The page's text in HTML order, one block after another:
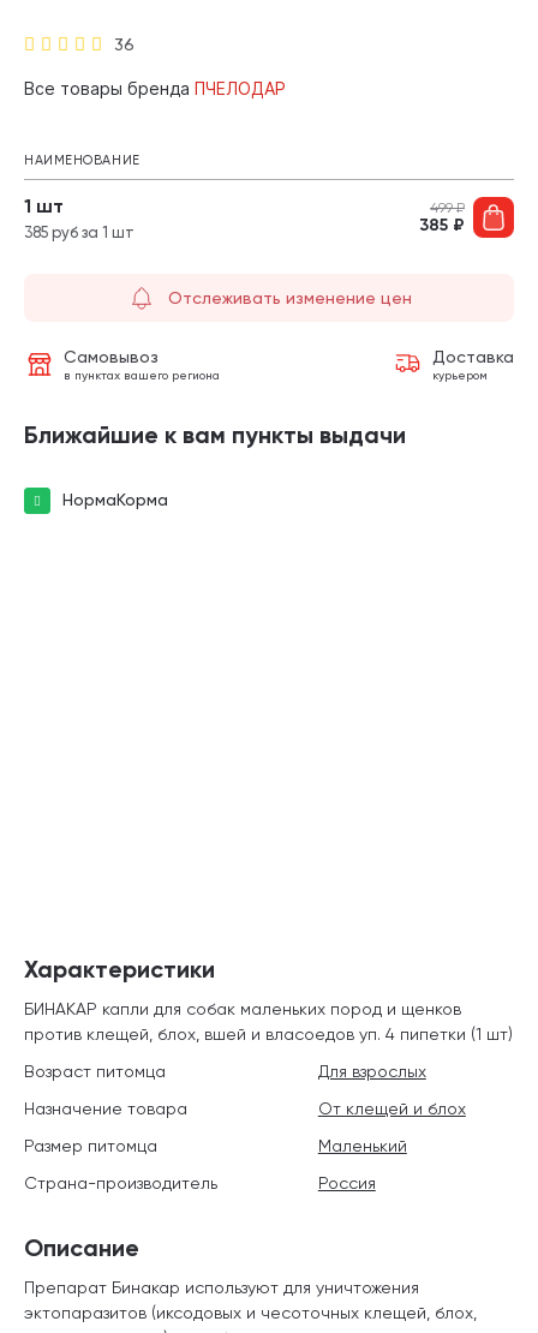
36
Все товары бренда ПЧЕЛОДАР
НАИМЕНОВАНИЕ
1 шт
385 руб за 1 шт
499₽
385 ₽
Отслеживать изменение цен
Самовывоз
в пунктах вашего региона
Доставка
курьером
Ближайшие к вам пункты выдачи
НормаКорма
Описание
Препарат Бинакар используют для уничтожения
эктопаразитов (иксодовых и чесоточных клещей, блох,
Характеристики
БИНАКАР капли для собак маленьких пород и щенков
против клещей, блох, вшей и власоедов уп. 4 пипетки (1 шт)
Возраст питомца
Для взрослых
Назначение товара
От клещей и блох
Размер питомца
Маленький
Страна-производитель
Россия